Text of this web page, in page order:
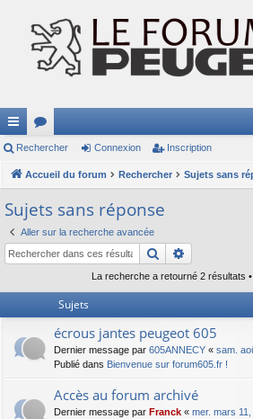
ac
co
ur
ci
s
or
u
m
s
Rechercher Connexion Inscription
Accueil du forum Rechercher Sujets sans
Sujets sans réponse
Aller sur la recherche avancée
Rechercher
La recherche a retourné 2 résultats
Sujets
écrous jantes peugeot 605
Dernier message par 605ANNECY « sam.
Publié dans Bienvenue sur forum605.fr !
Accès au forum archivé
Dernier message par Franck « mer. mars